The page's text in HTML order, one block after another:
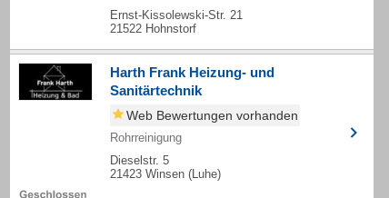
Ernst-Kissolewski-Str. 21
21522 Hohnstorf
Harth Frank Heizung- und
Sanitärtechnik
Web Bewertungen vorhanden
Rohrreinigung
Dieselstr. 5
21423 Winsen (Luhe)